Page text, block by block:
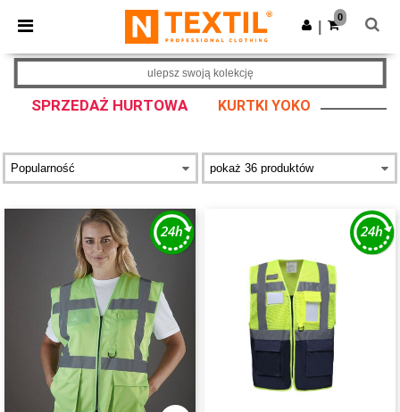
× Aplikacja Ntextil
Lepsze ceny w aplikacji!
Pobierz app
0
SPRZEDAŻ HURTOWA KURTKI YOKO
ulepsz swoją kolekcję